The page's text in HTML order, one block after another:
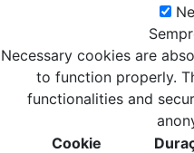
Necessary cookies are
to function properly.
functionalities and
Cookie